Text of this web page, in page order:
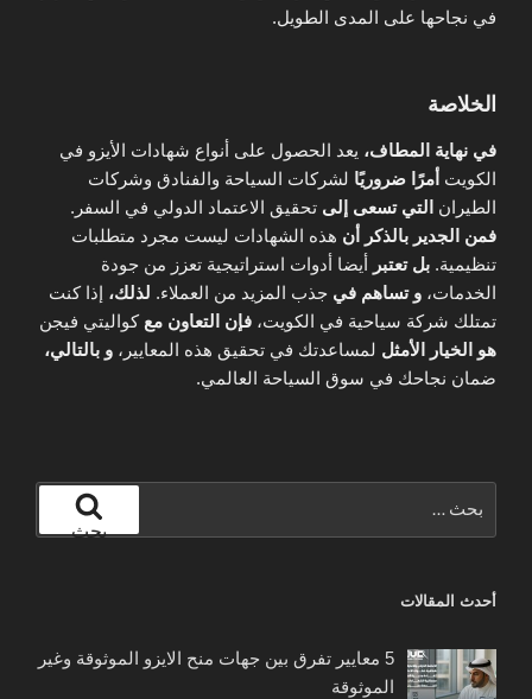
في نجاحها على المدى الطويل.
الخلاصة
في نهاية المطاف، يعد الحصول على أنواع شهادات الأيزو في
الكويت أمرًا ضروريًا لشركات السياحة والفنادق وشركات
الطيران التي تسعى إلى تحقيق الاعتماد الدولي في السفر.
فمن الجدير بالذكر أن هذه الشهادات ليست مجرد متطلبات
تنظيمية. بل تعتبر أيضا أدوات استراتيجية تعزز من جودة
الخدمات، و تساهم في جذب المزيد من العملاء. لذلك، إذا كنت
تمتلك شركة سياحية في الكويت، فإن التعاون مع كواليتي فيجن
هو الخيار الأمثل لمساعدتك في تحقيق هذه المعايير، و بالتالي،
ضمان نجاحك في سوق السياحة العالمي.
عن:
بحث
أحدث المقالات
5 معايير تفرق بين جهات منح الايزو الموثوقة وغير
الموثوقة